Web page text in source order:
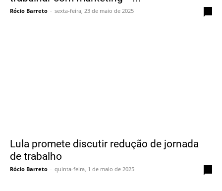
Rócio Barreto - sexta-feira, 23 de maio de 2025
Lula promete discutir redução de jornada
de trabalho
Rócio Barreto - quinta-feira, 1 de maio de 2025